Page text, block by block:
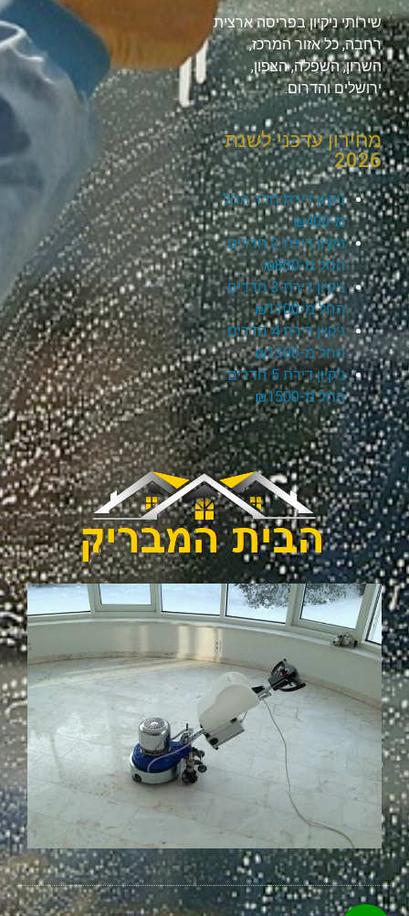
שירותי ניקיון בפריסה ארצית
רחבה, כל אזור המרכז,
השרון, השפלה, הצפון,
ירושלים והדרום.
מחירון עדכני לשנת
2026
ניקיון דירת חדר החל
מ-₪400
ניקיון דירת 2 חדרים
החל מ-₪800
ניקיון דירת 3 חדרים
החל מ-₪1100
ניקיון דירת 4 חדרים
החל מ-₪1300
ניקיון דירת 5 חדרים
החל מ-₪1500